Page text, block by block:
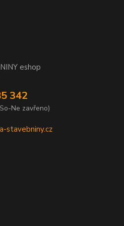
eshop
342
Ne zavřeno)
stavebniny.cz